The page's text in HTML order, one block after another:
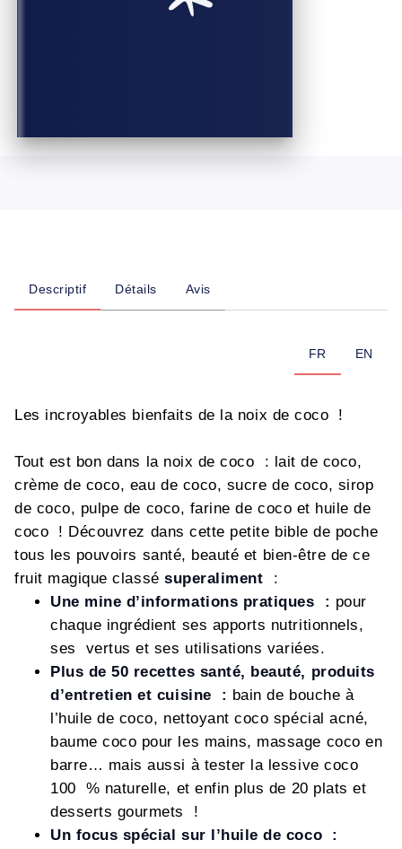
Descriptif Détails Avis
FR EN
Les incroyables bienfaits de la noix de coco !
Tout est bon dans la noix de coco : lait de coco,
crème de coco, eau de coco, sucre de coco, sirop
de coco, pulpe de coco, farine de coco et huile de
coco ! Découvrez dans cette petite bible de poche
tous les pouvoirs santé, beauté et bien-être de ce
fruit magique classésuperaliment :
Une mine d’informations pratiques : pour
chaque ingrédient ses apports nutritionnels,
ses vertus et ses utilisations variées.
Plus de 50 recettes santé, beauté, produits
d’entretien et cuisine : bain de bouche à
l’huile de coco, nettoyant coco spécial acné,
baume coco pour les mains, massage coco en
barre… mais aussi à tester la lessive coco
100 % naturelle, et enfin plus de 20 plats et
desserts gourmets !
Un focus spécial sur l’huile de coco :